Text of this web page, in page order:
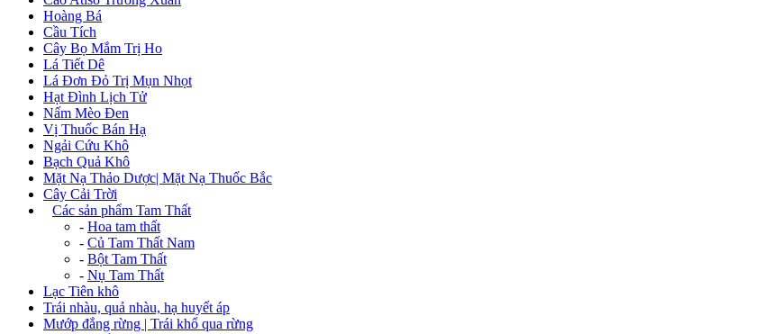
Hoàng Bá
Cầu Tích
Cây Bọ Mắm Trị Ho
Lá Tiết Dê
Lá Đơn Đỏ Trị Mụn Nhọt
Hạt Đình Lịch Tử
Nấm Mèo Đen
Vị Thuốc Bán Hạ
Ngải Cứu Khô
Bạch Quả Khô
Mặt Nạ Thảo Dược| Mặt Nạ Thuốc Bắc
Cây Cải Trời
Các sản phẩm Tam Thất
- Hoa tam thất
- Củ Tam Thất Nam
- Bột Tam Thất
- Nụ Tam Thất
Lạc Tiên khô
Trái nhàu, quả nhàu, hạ huyết áp
Mướp đắng rừng | Trái khổ qua rừng